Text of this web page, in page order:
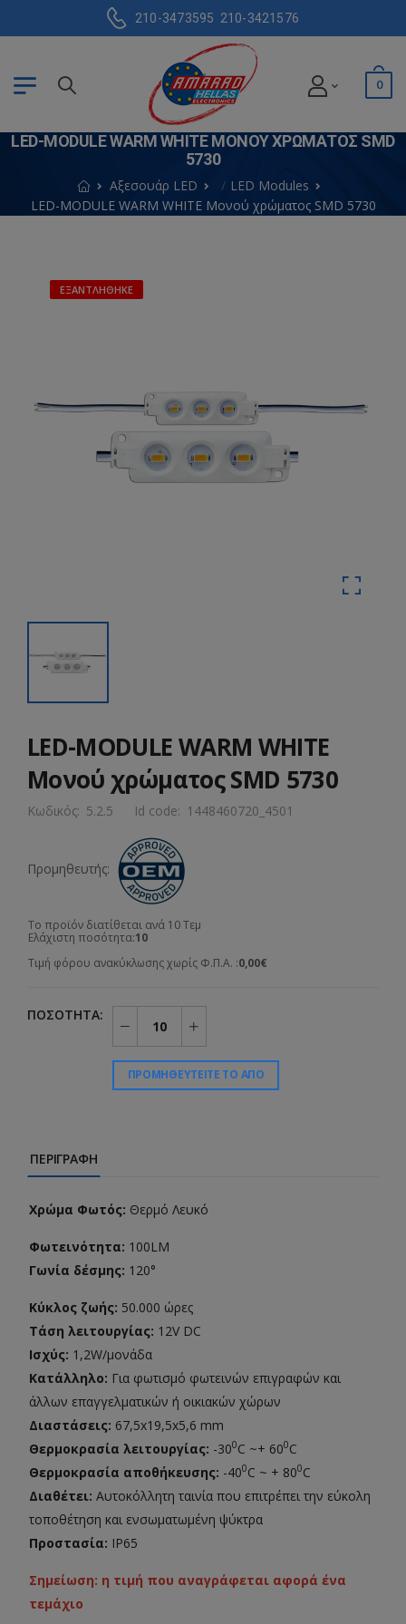
210-3473595 210-3421576
0
LED-MODULE WARM WHITE ΜΟΝΟΎ ΧΡΏΜΑΤΟΣ SMD
5730
Αξεσουάρ LED
LED Modules
LED-MODULE WARM WHITE Μονού χρώματος SMD 5730
ΕΞΑΝΤΛΉΘΗΚΕ
LED-MODULE WARM WHITE
Μονού χρώματος SMD 5730
Κωδικός: 5.2.5 Id code: 1448460720_4501
Προμηθευτής:
Το προϊόν διατίθεται ανά 10 Τεμ
Ελάχιστη ποσότητα:10
Τιμή φόρου ανακύκλωσης χωρίς Φ.Π.Α. :0,00€
ΠΟΣΌΤΗΤΑ:
ΠΡΟΜΗΘΕΥΤΕΊΤΕ ΤΟ ΑΠΌ
ΠΕΡΙΓΡΑΦΉ
Χρώμα Φωτός: Θερμό Λευκό
Φωτεινότητα: 100LM
Γωνία δέσμης: 120°
Κύκλος ζωής: 50.000 ώρες
Τάση λειτουργίας: 12V DC
Ισχύς: 1,2W/μονάδα
Κατάλληλο: Για φωτισμό φωτεινών επιγραφών και
άλλων επαγγελματικών ή οικιακών χώρων
Διαστάσεις: 67,5x19,5x5,6 mm
Θερμοκρασία λειτουργίας: -300C ~+ 600C
Θερμοκρασία αποθήκευσης: -400C ~ + 800C
Διαθέτει: Αυτοκόλλητη ταινία που επιτρέπει την εύκολη
τοποθέτηση και ενσωματωμένη ψύκτρα
Προστασία: IP65
Σημείωση: η τιμή που αναγράφεται αφορά ένα
τεμάχιο